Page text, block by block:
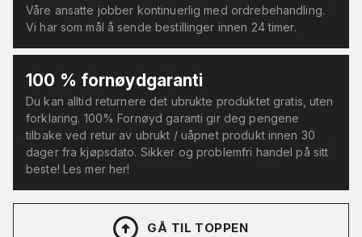
Våre ansatte jobber kontinuerlig med ordrebehandling.
Vi har som mål å sende bestillinger innen 24 timer.
100 % fornøydgaranti
Du kan alltid returnere det ubrukte produktet gratis, uten
forklaring. 100% Fornøyd garanti gir deg pengene
tilbake ved retur av ubrukt / uåpnet produkt innen 30
dager fra kjøpsdato. Sikker og problemfri handel på sitt
beste! Les mer her!
GÅ TIL TOPPEN